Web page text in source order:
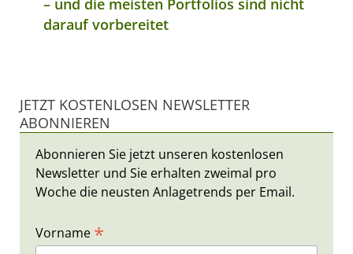
– und die meisten Portfolios sind nicht
darauf vorbereitet
JETZT KOSTENLOSEN NEWSLETTER
ABONNIEREN
Abonnieren Sie jetzt unseren kostenlosen
Newsletter und Sie erhalten zweimal pro
Woche die neusten Anlagetrends per Email.
Vorname *